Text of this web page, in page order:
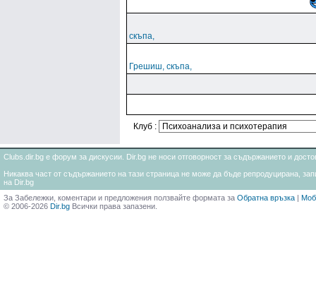
скъпа,
Грешиш, скъпа,
Клуб :
Clubs.dir.bg е форум за дискусии. Dir.bg не носи отговорност за съдържанието и
Никаква част от съдържанието на тази страница не може да бъде репродуцирана,
на Dir.bg
За Забележки, коментари и предложения ползвайте формата за Обратна връзка |
© 2006-2026 Dir.bg Всички права запазени.